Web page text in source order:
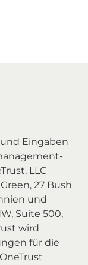
Eingaben
LLC
27 Bush
und
Suite 500,
wird
für die